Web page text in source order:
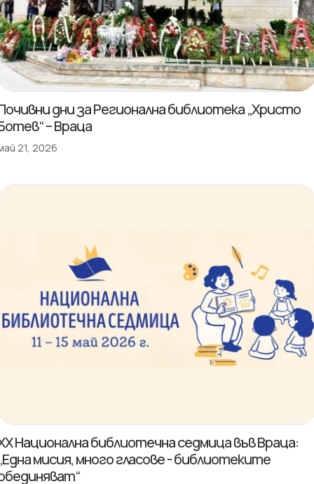
дни за Регионална библиотека „Христо
– Враца
21, 2026
Национална библиотечна седмица във Враца:
мисия, много гласове - библиотеките